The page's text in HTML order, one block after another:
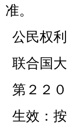
准。
公民权
联合国
第２２
生效：